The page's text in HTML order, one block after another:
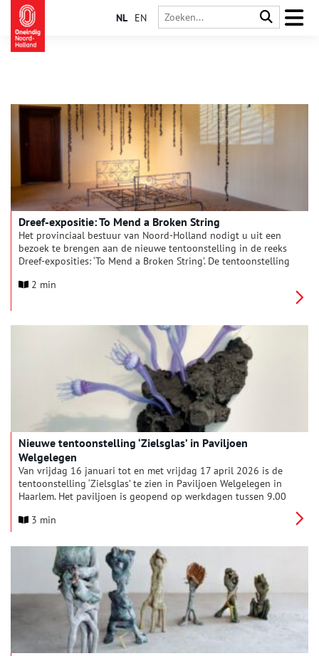
NL EN
Dreef-expositie: To Mend a Broken String
Het provinciaal bestuur van Noord-Holland nodigt u uit een
bezoek te brengen aan de nieuwe tentoonstelling in de reeks
Dreef-exposities: ‘To Mend a Broken String’. De tentoonstelling
hedendaagse kunst uit Zuid-Afrika. De installaties met film,
bieden veilige ruimtes om verhalen uit de koloniale
geschiedenis aan te gaan vanuit een honger naar herstellen.
2 min
Nieuwe tentoonstelling ‘Zielsglas’ in Paviljoen
Welgelegen
Van vrijdag 16 januari tot en met vrijdag 17 april 2026 is de
tentoonstelling ‘Zielsglas’ te zien in Paviljoen Welgelegen in
Haarlem. Het paviljoen is geopend op werkdagen tussen 9.00
3 min